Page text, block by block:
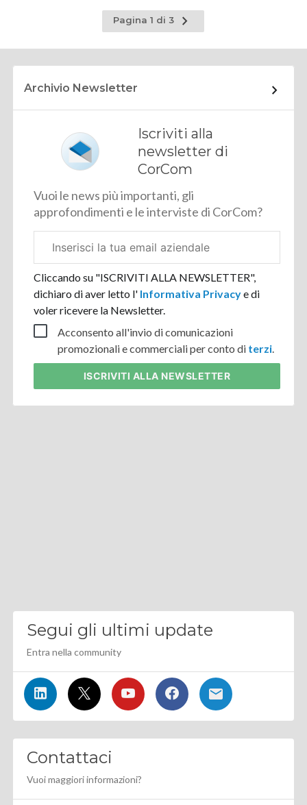
Pagina 1 di 3
Pagina
successiva
Archivio Newsletter
Iscriviti alla
newsletter di
CorCom
Vuoi le news più importanti, gli
approfondimenti e le interviste di CorCom?
aziendale
Cliccando su "ISCRIVITI ALLA NEWSLETTER",
dichiaro di aver letto l' Informativa Privacye di
voler ricevere la Newsletter.
Acconsento all'invio di comunicazioni
promozionali e commerciali per conto di terzi.
ISCRIVITI ALLA NEWSLETTER
Segui gli ultimi update
Entra nella community
Contattaci
Vuoi maggiori informazioni?